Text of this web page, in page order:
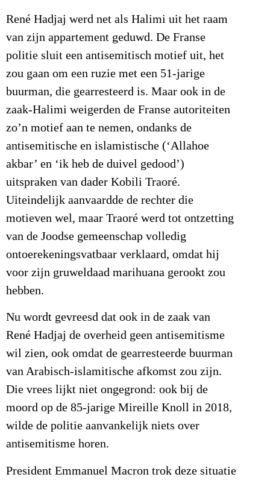
René Hadjaj werd net als Halimi uit het raam
van zijn appartement geduwd. De Franse
politie sluit een antisemitisch motief uit, het
zou gaan om een ruzie met een 51-jarige
buurman, die gearresteerd is. Maar ook in de
zaak-Halimi weigerden de Franse autoriteiten
zo’n motief aan te nemen, ondanks de
antisemitische en islamistische (‘Allahoe
akbar’ en ‘ik heb de duivel gedood’)
uitspraken van dader Kobili Traoré.
Uiteindelijk aanvaardde de rechter die
motieven wel, maar Traoré werd tot ontzetting
van de Joodse gemeenschap volledig
ontoerekeningsvatbaar verklaard, omdat hij
voor zijn gruweldaad marihuana gerookt zou
hebben.
Nu wordt gevreesd dat ook in de zaak van
René Hadjaj de overheid geen antisemitisme
wil zien, ook omdat de gearresteerde buurman
van Arabisch-islamitische afkomst zou zijn.
Die vrees lijkt niet ongegrond: ook bij de
moord op de 85-jarige Mireille Knoll in 2018,
wilde de politie aanvankelijk niets over
antisemitisme horen.
President Emmanuel Macron trok deze situatie